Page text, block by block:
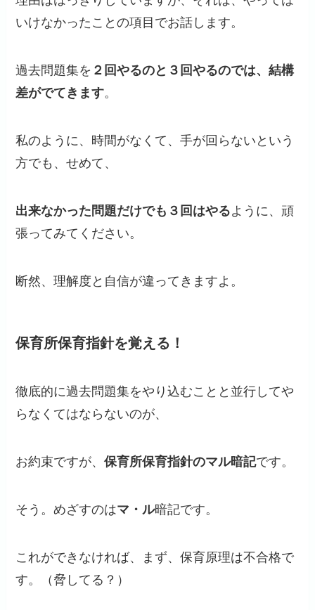
いけなかったことの項目でお話します。
過去問題集を ２回やるのと３回やるのでは、結構
差がでてきます。
私のように、時間がなくて、手が回らないという
方でも、せめて、
出来なかった問題だけでも３回はやるように、頑
張ってみてください。
断然、理解度と自信が違ってきますよ。
保育所保育指針を覚える！
徹底的に過去問題集をやり込むことと並行してや
らなくてはならないのが、
お約束ですが、保育所保育指針のマル暗記です。
そう。めざすのはマ・ル暗記です。
これができなければ、まず、保育原理は不合格で
す。（脅してる？）